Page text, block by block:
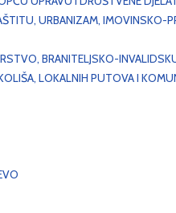
URBANIZAM, IMOVINSKO-
BRANITELJSKO-
LOKALNIH PUTOVA I